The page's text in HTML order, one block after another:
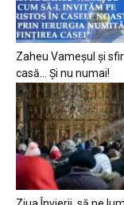
Zaheu Vameșul și
casă… Și nu numai!